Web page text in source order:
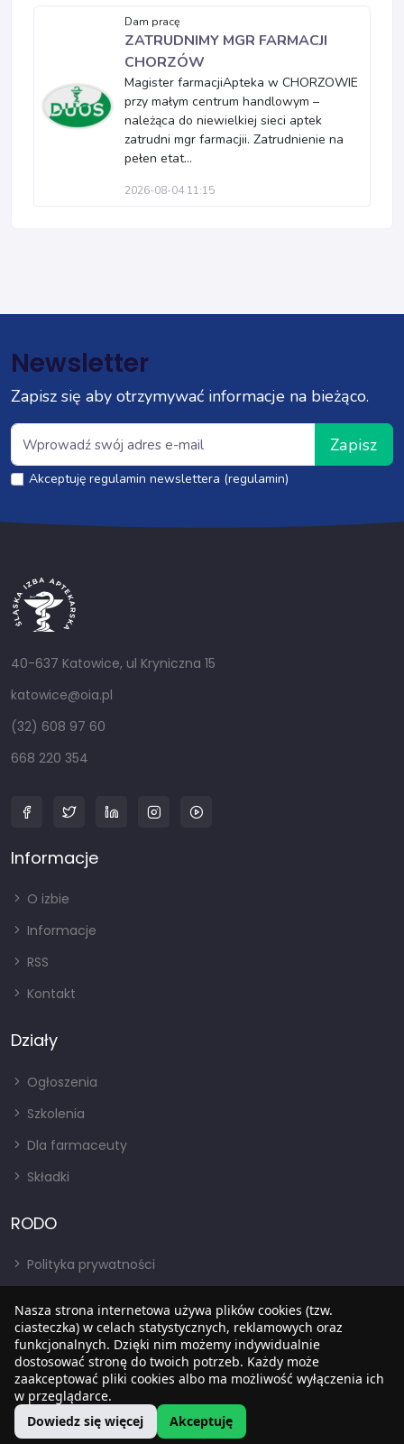
Dam pracę
ZATRUDNIMY MGR FARMACJI
CHORZÓW
Magister farmacjiApteka w CHORZOWIE
przy małym centrum handlowym –
należąca do niewielkiej sieci aptek
zatrudni mgr farmacjii. Zatrudnienie na
pełen etat...
2026-08-04 11:15
Newsletter
Zapisz się aby otrzymywać informacje na bieżąco.
Zapisz
Akceptuję regulamin newslettera (regulamin)
40-637 Katowice, ul Kryniczna 15
katowice@oia.pl
(32) 608 97 60
668 220 354
Informacje
O izbie
Informacje
RSS
Kontakt
Działy
Ogłoszenia
Szkolenia
Dla farmaceuty
Składki
RODO
Polityka prywatności
RODO
BIP
Copyright © 2022 SIA. Wszystkie prawa zastrzezone.
Nasza strona internetowa używa plików cookies (tzw.
ciasteczka) w celach statystycznych, reklamowych oraz
funkcjonalnych. Dzięki nim możemy indywidualnie
dostosować stronę do twoich potrzeb. Każdy może
zaakceptować pliki cookies albo ma możliwość wyłączenia ich
w przeglądarce.
Dowiedz się więcej
Akceptuję